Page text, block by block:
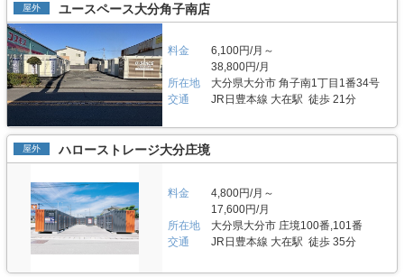
屋外 ユースペース大分角子南店
料金
6,100円/月～
38,800円/月
所在地
大分県大分市 角子南1丁目1番34号
交通
JR日豊本線 大在駅 徒歩 21分
屋外 ハローストレージ大分庄境
料金
4,800円/月～
17,600円/月
所在地
大分県大分市 庄境100番,101番
交通
JR日豊本線 大在駅 徒歩 35分